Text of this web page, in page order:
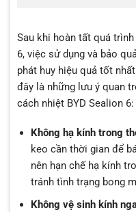
Sau khi hoàn tất quá
6, việc sử dụng và bảo
phát huy hiệu quả tốt
đây là những lưu ý quan
cách nhiệt BYD Sealion 6:
Không hạ kính trong
keo cần thời gian để
nên hạn chế hạ kính
tránh tình trạng bong
Không vệ sinh kính